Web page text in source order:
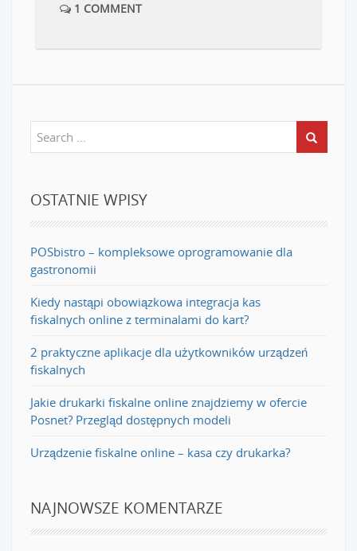
1 COMMENT
OSTATNIE WPISY
POSbistro – kompleksowe oprogramowanie dla
gastronomii
Kiedy nastąpi obowiązkowa integracja kas
fiskalnych online z terminalami do kart?
2 praktyczne aplikacje dla użytkowników urządzeń
fiskalnych
Jakie drukarki fiskalne online znajdziemy w ofercie
Posnet? Przegląd dostępnych modeli
Urządzenie fiskalne online – kasa czy drukarka?
NAJNOWSZE KOMENTARZE